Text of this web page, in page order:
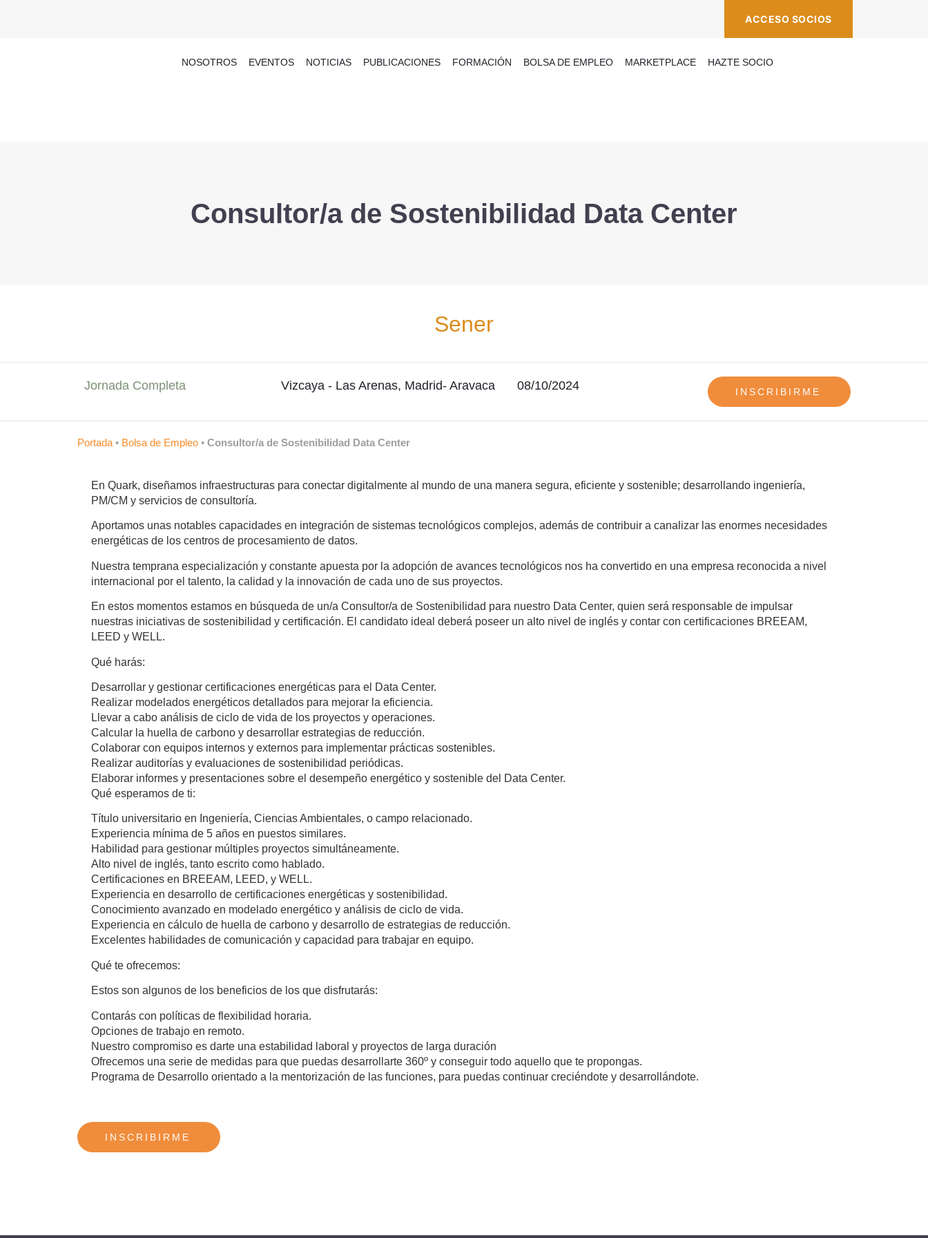
ACCESO SOCIOS
NOSOTROS EVENTOS NOTICIAS PUBLICACIONES FORMACIÓN BOLSA DE EMPLEO MARKETPLACE HAZTE SOCIO
Consultor/a de Sostenibilidad Data Center
Sener
Jornada Completa Vizcaya - Las Arenas, Madrid- Aravaca 08/10/2024 INSCRIBIRME
Portada • Bolsa de Empleo • Consultor/a de Sostenibilidad Data Center
En Quark, diseñamos infraestructuras para conectar digitalmente al mundo de una manera segura, eficiente y sostenible; desarrollando ingeniería,
PM/CM y servicios de consultoría.
Aportamos unas notables capacidades en integración de sistemas tecnológicos complejos, además de contribuir a canalizar las enormes necesidades
energéticas de los centros de procesamiento de datos.
Nuestra temprana especialización y constante apuesta por la adopción de avances tecnológicos nos ha convertido en una empresa reconocida a nivel
internacional por el talento, la calidad y la innovación de cada uno de sus proyectos.
En estos momentos estamos en búsqueda de un/a Consultor/a de Sostenibilidad para nuestro Data Center, quien será responsable de impulsar
nuestras iniciativas de sostenibilidad y certificación. El candidato ideal deberá poseer un alto nivel de inglés y contar con certificaciones BREEAM,
LEED y WELL.
Qué harás:
Desarrollar y gestionar certificaciones energéticas para el Data Center.
Realizar modelados energéticos detallados para mejorar la eficiencia.
Llevar a cabo análisis de ciclo de vida de los proyectos y operaciones.
Calcular la huella de carbono y desarrollar estrategias de reducción.
Colaborar con equipos internos y externos para implementar prácticas sostenibles.
Realizar auditorías y evaluaciones de sostenibilidad periódicas.
Elaborar informes y presentaciones sobre el desempeño energético y sostenible del Data Center.
Qué esperamos de ti:
Título universitario en Ingeniería, Ciencias Ambientales, o campo relacionado.
Experiencia mínima de 5 años en puestos similares.
Habilidad para gestionar múltiples proyectos simultáneamente.
Alto nivel de inglés, tanto escrito como hablado.
Certificaciones en BREEAM, LEED, y WELL.
Experiencia en desarrollo de certificaciones energéticas y sostenibilidad.
Conocimiento avanzado en modelado energético y análisis de ciclo de vida.
Experiencia en cálculo de huella de carbono y desarrollo de estrategias de reducción.
Excelentes habilidades de comunicación y capacidad para trabajar en equipo.
Qué te ofrecemos:
Estos son algunos de los beneficios de los que disfrutarás:
Contarás con políticas de flexibilidad horaria.
Opciones de trabajo en remoto.
Nuestro compromiso es darte una estabilidad laboral y proyectos de larga duración
Ofrecemos una serie de medidas para que puedas desarrollarte 360º y conseguir todo aquello que te propongas.
Programa de Desarrollo orientado a la mentorización de las funciones, para puedas continuar creciéndote y desarrollándote.
INSCRIBIRME